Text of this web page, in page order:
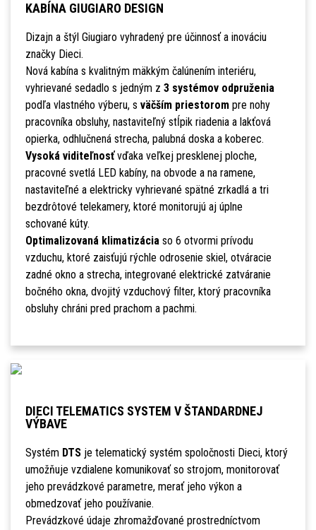
KABÍNA GIUGIARO DESIGN
Dizajn a štýl Giugiaro vyhradený pre účinnosť a inováciu
značky Dieci.
Nová kabína s kvalitným mäkkým čalúnením interiéru,
vyhrievané sedadlo s jedným z 3 systémov odpruženia
podľa vlastného výberu, s väčším priestorompre nohy
pracovníka obsluhy, nastaviteľný stĺpik riadenia a lakťová
opierka, odhlučnená strecha, palubná doska a koberec.
Vysoká viditeľnosťvďaka veľkej presklenej ploche,
pracovné svetlá LED kabíny, na obvode a na ramene,
nastaviteľné a elektricky vyhrievané spätné zrkadlá a tri
bezdrôtové telekamery, ktoré monitorujú aj úplne
schované kúty.
Optimalizovaná klimatizáciaso 6 otvormi prívodu
vzduchu, ktoré zaisťujú rýchle odrosenie skiel, otváracie
zadné okno a strecha, integrované elektrické zatváranie
bočného okna, dvojitý vzduchový filter, ktorý pracovníka
obsluhy chráni pred prachom a pachmi.
DIECI TELEMATICS SYSTEM V ŠTANDARDNEJ
VÝBAVE
Systém DTSje telematický systém spoločnosti Dieci, ktorý
umožňuje vzdialene komunikovať so strojom, monitorovať
jeho prevádzkové parametre, merať jeho výkon a
obmedzovať jeho používanie.
Prevádzkové údaje zhromažďované prostredníctvom